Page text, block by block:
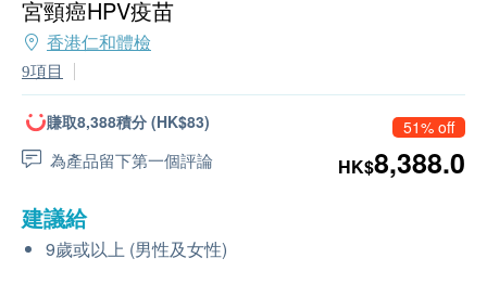
宮頸癌HPV疫苗
香港仁和體檢
9項目
賺取8,388積分 (HK$83)
為產品留下第一個評論
51% off
HK$8,388.0
建議給
9歲或以上 (男性及女性)